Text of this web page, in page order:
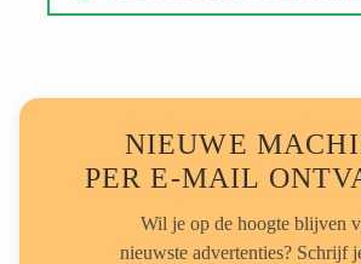
NIEUWE
PER E-MAIL
Wil je op de hoogte blijven
nieuwste advertenties? Schrijf